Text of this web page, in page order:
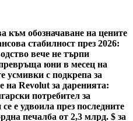
към обозначаване на цените
стабилност през 2026:
вече не търпи
юни в месец на
усмивки с подкрепа за
на Revolut за даренията:
потребител за
е удвоила през последните
печалба от 2,3 млрд. $ за